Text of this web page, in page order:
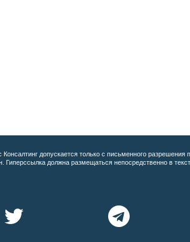
Консалтинг допускается только с письменного разрешения
Гиперссылка должна размещаться непосредственно в